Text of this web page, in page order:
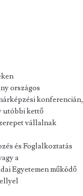
országos
konferencián,
utóbbi kettő
vállalnak
és Foglalkoztatás
a
Egyetemen működő